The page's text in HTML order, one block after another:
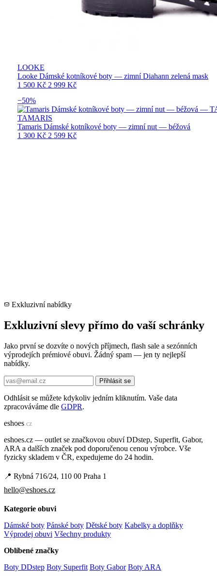
LOOKE
Looke Dámské kotníkové boty — zimní Diahann zelená mask
1 500 Kč 2 999 Kč
−50%
TAMARIS
Tamaris Dámské kotníkové boty — zimní nut — béžová
1 300 Kč 2 599 Kč
Exkluzivní nabídky
Exkluzivní slevy přímo do vaší schránky
Jako první se dozvíte o nových příjmech, flash sale a sezónních
výprodejích prémiové obuvi. Žádný spam — jen ty nejlepší
nabídky.
Přihlásit se
Odhlásit se můžete kdykoliv jedním kliknutím. Vaše data
zpracováváme dle GDPR.
eshoes .cz
eshoes.cz — outlet se značkovou obuví DDstep, Superfit, Gabor,
ARA a dalších značek pod doporučenou cenou výrobce. Vše
fyzicky skladem v ČR, expedujeme do 24 hodin.
📍 Rybná 716/24, 110 00 Praha 1
hello@eshoes.cz
Kategorie obuvi
Dámské boty Pánské boty Dětské boty Kabelky a doplňky
Výprodej obuvi Všechny produkty
Oblíbené značky
Boty DDstep Boty Superfit Boty Gabor Boty ARA